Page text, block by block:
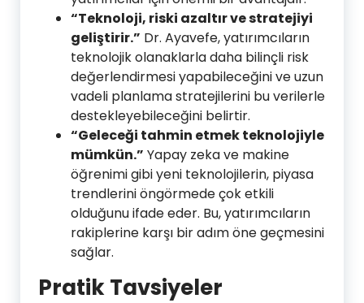
“Teknoloji, riski azaltır ve stratejiyi
geliştirir.” Dr. Ayavefe, yatırımcıların
teknolojik olanaklarla daha bilinçli risk
değerlendirmesi yapabileceğini ve uzun
vadeli planlama stratejilerini bu verilerle
destekleyebileceğini belirtir.
“Geleceği tahmin etmek teknolojiyle
mümkün.” Yapay zeka ve makine
öğrenimi gibi yeni teknolojilerin, piyasa
trendlerini öngörmede çok etkili
olduğunu ifade eder. Bu, yatırımcıların
rakiplerine karşı bir adım öne geçmesini
sağlar.
Pratik Tavsiyeler